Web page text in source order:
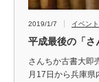
2019/1/7 イベント
平成最後の「さ
さんちか古書大即
月17日から兵庫